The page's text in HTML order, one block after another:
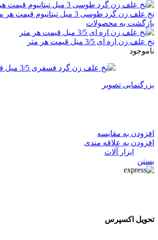
نخ علف زن گرد طوسی 3 میل تیتانیوم قیمت هر متر
بازگشت به محصولات
نخ علف زن اره ای 3/5 میل قیمت هر متر
ناموجود
بزرگنمایی تصویر
افزودن به مقایسه
افزودن به علاقه مندی
ابزار آلات
بستن
تحویل اکسپرس